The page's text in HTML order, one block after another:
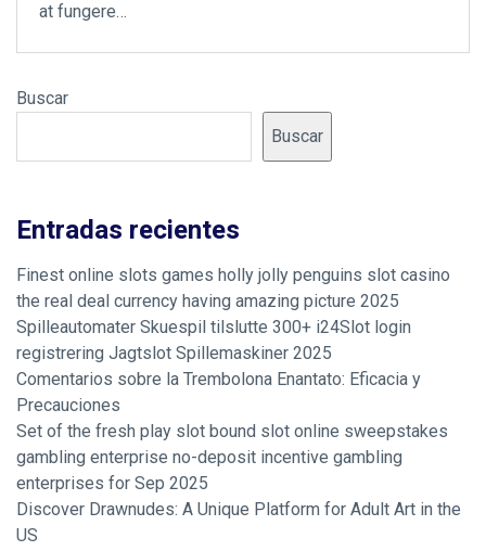
at fungere…
Buscar
Buscar
Entradas recientes
Finest online slots games holly jolly penguins slot casino
the real deal currency having amazing picture 2025
Spilleautomater Skuespil tilslutte 300+ i24Slot login
registrering Jagtslot Spillemaskiner 2025
Comentarios sobre la Trembolona Enantato: Eficacia y
Precauciones
Set of the fresh play slot bound slot online sweepstakes
gambling enterprise no-deposit incentive gambling
enterprises for Sep 2025
Discover Drawnudes: A Unique Platform for Adult Art in the
US